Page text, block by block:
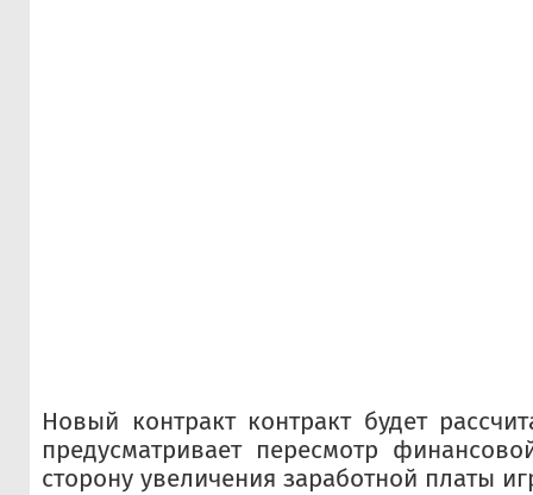
Новый контракт контракт будет
предусматривает пересмотр
сторону увеличения заработной платы